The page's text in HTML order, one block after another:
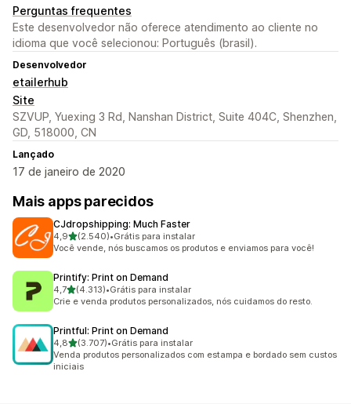
Perguntas frequentes
Este desenvolvedor não oferece atendimento ao cliente no
idioma que você selecionou: Português (brasil).
Desenvolvedor
etailerhub
Site
SZVUP, Yuexing 3 Rd, Nanshan District, Suite 404C, Shenzhen,
GD, 518000, CN
Lançado
17 de janeiro de 2020
Mais apps parecidos
CJdropshipping: Much Faster
4,9de 5 estrelas
(2.540)
2540 avaliações ao todo
•Grátis para instalar
Você vende, nós buscamos os produtos e enviamos para você!
Printify: Print on Demand
4,7de 5 estrelas
(4.313)
4313 avaliações ao todo
•Grátis para instalar
Crie e venda produtos personalizados, nós cuidamos do resto.
Printful: Print on Demand
4,8de 5 estrelas
(3.707)
3707 avaliações ao todo
•Grátis para instalar
Venda produtos personalizados com estampa e bordado sem custos
iniciais